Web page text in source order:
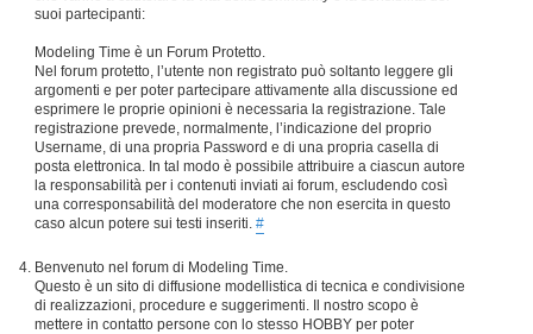
suoi partecipanti:
Modeling Time è un Forum Protetto.
Nel forum protetto, l’utente non registrato può soltanto leggere gli
argomenti e per poter partecipare attivamente alla discussione ed
esprimere le proprie opinioni è necessaria la registrazione. Tale
registrazione prevede, normalmente, l’indicazione del proprio
Username, di una propria Password e di una propria casella di
posta elettronica. In tal modo è possibile attribuire a ciascun autore
la responsabilità per i contenuti inviati ai forum, escludendo così
una corresponsabilità del moderatore che non esercita in questo
caso alcun potere sui testi inseriti. #
Benvenuto nel forum di Modeling Time.
Questo è un sito di diffusione modellistica di tecnica e condivisione
di realizzazioni, procedure e suggerimenti. Il nostro scopo è
mettere in contatto persone con lo stesso HOBBY per poter